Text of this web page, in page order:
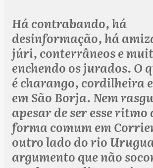
Há contrabando, há
desinformação, há
júri, conterrâneos e
enchendo os jurados. O
é charango, cordilheira
em São Borja. Nem
apesar de ser esse ritmo
forma comum em
outro lado do rio
argumento que não